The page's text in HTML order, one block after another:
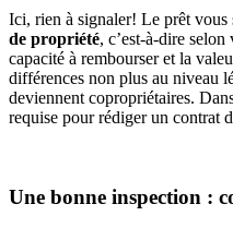
Ici, rien à signaler! Le prêt vous
de propriété, c’est-à-dire
capacité à rembourser et la
différences non plus au niveau
deviennent copropriétaires.
requise pour rédiger un contrat
Une bonne inspection :